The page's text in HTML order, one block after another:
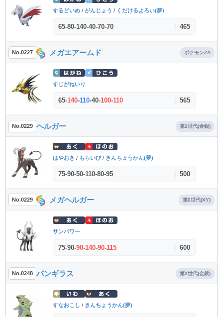
するどいめ / がんじょう / くだけるよろい(夢)
65-80-140-40-70-70 465
No.0227 メガエアームド ポケモンZA
すじがねいり
65-140-110-40-100-110 565
No.0229 ヘルガー 第2世代(金銀)
はやおき / もらいび/ きんちょうかん(夢)
75-90-50-110-80-95 500
No.0229 メガヘルガー 第6世代(XY)
サンパワー
75-90-90-140-90-115 600
No.0248 バンギラス 第2世代(金銀)
すなおこし / きんちょうかん(夢)